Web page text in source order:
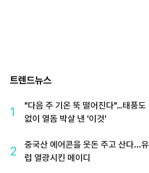
트렌드뉴스
1
"다음 주 기온 뚝 떨어진다"…태풍도
없이 열돔 박살 낸 '이것'
2
중국산 에어콘을 웃돈 주고 산다...유
럽 열광시킨 메이디